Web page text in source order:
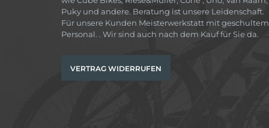
Puky und andere. Beratung ist unsere Leidenschaft.
Für unsere Kunden Meisterwerkstatt mit geschultem
Personal. . Wir sind auch nach dem Kauf für Sie da.
VERTRAG WIDERRUFEN